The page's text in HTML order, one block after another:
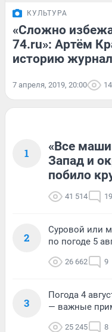
КУЛЬТУРА
«Сложно
74.ru»: Артём
историю
7 апреля, 2019, 20:00
1
«Все
Запад и
побило
41 514
2
Суровой или
по погоде 5
26 662 9
3
Погода 4
— важные
25 245 8